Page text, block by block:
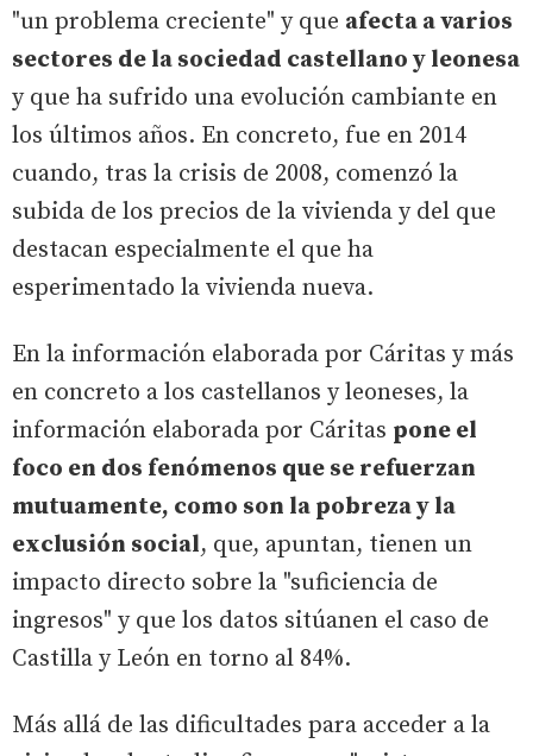
"un problema creciente" y que afecta a varios
sectores de la sociedad castellano y leonesa
y que ha sufrido una evolución cambiante en
los últimos años. En concreto, fue en 2014
cuando, tras la crisis de 2008, comenzó la
subida de los precios de la vivienda y del que
destacan especialmente el que ha
esperimentado la vivienda nueva.
En la información elaborada por Cáritas y más
en concreto a los castellanos y leoneses, la
información elaborada por Cáritas pone el
foco en dos fenómenos que se refuerzan
mutuamente, como son la pobreza y la
exclusión social, que, apuntan, tienen un
impacto directo sobre la "suficiencia de
ingresos" y que los datos sitúanen el caso de
Castilla y León en torno al 84%.
Más allá de las dificultades para acceder a la